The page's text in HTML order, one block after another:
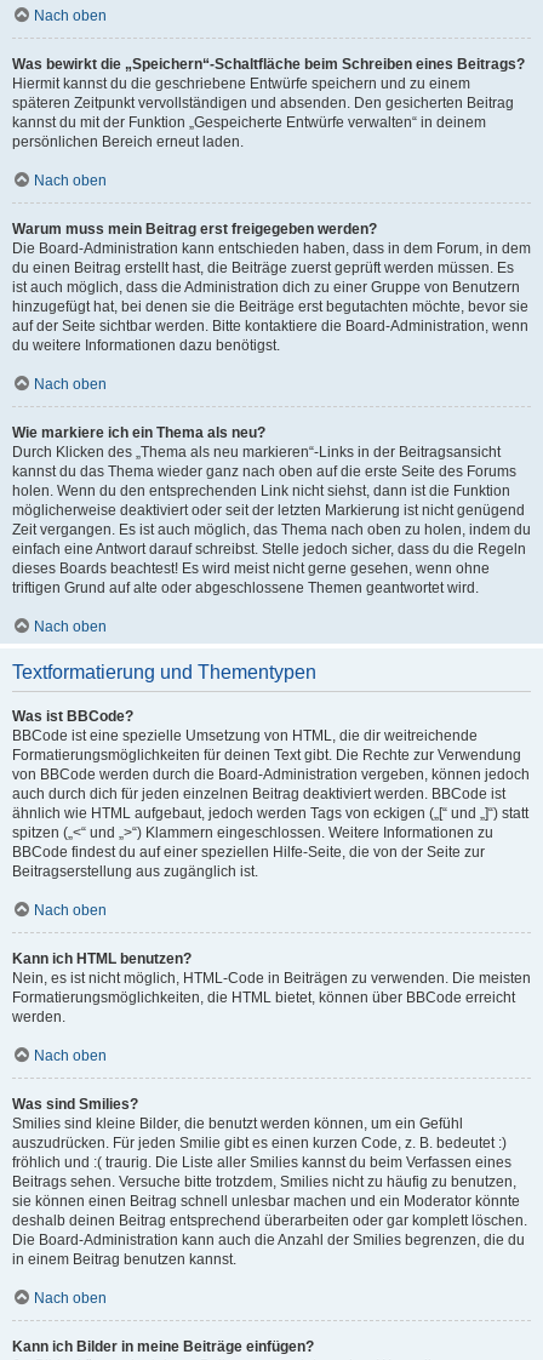
Nach oben
Was bewirkt die „Speichern“-Schaltfläche beim Schreiben eines Beitrags?
Hiermit kannst du die geschriebene Entwürfe speichern und zu einem
späteren Zeitpunkt vervollständigen und absenden. Den gesicherten Beitrag
kannst du mit der Funktion „Gespeicherte Entwürfe verwalten“ in deinem
persönlichen Bereich erneut laden.
Nach oben
Warum muss mein Beitrag erst freigegeben werden?
Die Board-Administration kann entschieden haben, dass in dem Forum, in dem
du einen Beitrag erstellt hast, die Beiträge zuerst geprüft werden müssen. Es
ist auch möglich, dass die Administration dich zu einer Gruppe von Benutzern
hinzugefügt hat, bei denen sie die Beiträge erst begutachten möchte, bevor sie
auf der Seite sichtbar werden. Bitte kontaktiere die Board-Administration, wenn
du weitere Informationen dazu benötigst.
Nach oben
Wie markiere ich ein Thema als neu?
Durch Klicken des „Thema als neu markieren“-Links in der Beitragsansicht
kannst du das Thema wieder ganz nach oben auf die erste Seite des Forums
holen. Wenn du den entsprechenden Link nicht siehst, dann ist die Funktion
möglicherweise deaktiviert oder seit der letzten Markierung ist nicht genügend
Zeit vergangen. Es ist auch möglich, das Thema nach oben zu holen, indem du
einfach eine Antwort darauf schreibst. Stelle jedoch sicher, dass du die Regeln
dieses Boards beachtest! Es wird meist nicht gerne gesehen, wenn ohne
triftigen Grund auf alte oder abgeschlossene Themen geantwortet wird.
Nach oben
Textformatierung und Thementypen
Was ist BBCode?
BBCode ist eine spezielle Umsetzung von HTML, die dir weitreichende
Formatierungsmöglichkeiten für deinen Text gibt. Die Rechte zur Verwendung
von BBCode werden durch die Board-Administration vergeben, können jedoch
auch durch dich für jeden einzelnen Beitrag deaktiviert werden. BBCode ist
ähnlich wie HTML aufgebaut, jedoch werden Tags von eckigen („[“ und „]“) statt
spitzen („<“ und „>“) Klammern eingeschlossen. Weitere Informationen zu
BBCode findest du auf einer speziellen Hilfe-Seite, die von der Seite zur
Beitragserstellung aus zugänglich ist.
Nach oben
Kann ich HTML benutzen?
Nein, es ist nicht möglich, HTML-Code in Beiträgen zu verwenden. Die meisten
Formatierungsmöglichkeiten, die HTML bietet, können über BBCode erreicht
werden.
Nach oben
Was sind Smilies?
Smilies sind kleine Bilder, die benutzt werden können, um ein Gefühl
auszudrücken. Für jeden Smilie gibt es einen kurzen Code, z. B. bedeutet :)
fröhlich und :( traurig. Die Liste aller Smilies kannst du beim Verfassen eines
Beitrags sehen. Versuche bitte trotzdem, Smilies nicht zu häufig zu benutzen,
sie können einen Beitrag schnell unlesbar machen und ein Moderator könnte
deshalb deinen Beitrag entsprechend überarbeiten oder gar komplett löschen.
Die Board-Administration kann auch die Anzahl der Smilies begrenzen, die du
in einem Beitrag benutzen kannst.
Nach oben
Kann ich Bilder in meine Beiträge einfügen?